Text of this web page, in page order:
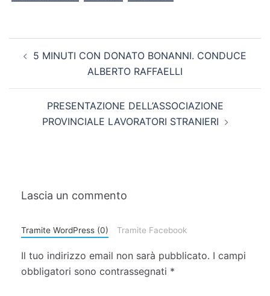
5 MINUTI CON DONATO BONANNI. CONDUCE
ALBERTO RAFFAELLI
PRESENTAZIONE DELL’ASSOCIAZIONE
PROVINCIALE LAVORATORI STRANIERI
Lascia un commento
Tramite WordPress (0) Tramite Facebook
Il tuo indirizzo email non sarà pubblicato. I campi
obbligatori sono contrassegnati *